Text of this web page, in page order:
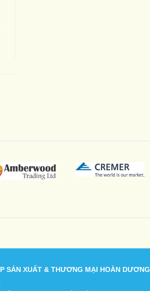
SẢN XUẤT & THƯƠNG MẠI HOÀN DƯƠNG